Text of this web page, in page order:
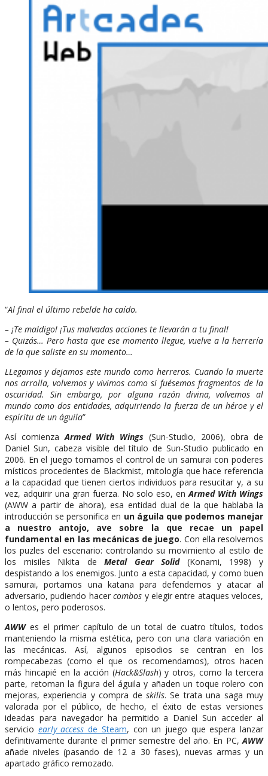
“Al final el último rebelde ha caído.
– ¡Te maldigo! ¡Tus malvadas acciones te llevarán a tu final!
– Quizás… Pero hasta que ese momento llegue, vuelve a la herrería
de la que saliste en su momento…
LLegamos y dejamos este mundo como herreros. Cuando la muerte
nos arrolla, volvemos y vivimos como si fuésemos fragmentos de la
oscuridad. Sin embargo, por alguna razón divina, volvemos al
mundo como dos entidades, adquiriendo la fuerza de un héroe y el
espíritu de un águila”
Así comienza Armed With Wings (Sun-Studio, 2006), obra de
Daniel Sun, cabeza visible del título de Sun-Studio publicado en
2006. En el juego tomamos el control de un samurai con poderes
místicos procedentes de Blackmist, mitología que hace referencia
a la capacidad que tienen ciertos individuos para resucitar y, a su
vez, adquirir una gran fuerza. No solo eso, enArmed With Wings
(AWW a partir de ahora), esa entidad dual de la que hablaba la
introducción se personifica en un águila que podemos manejar
a nuestro antojo, ave sobre la que recae un papel
fundamental en las mecánicas de juego. Con ella resolvemos
los puzles del escenario: controlando su movimiento al estilo de
los misiles Nikita deMetal Gear Solid(Konami, 1998) y
despistando a los enemigos. Junto a esta capacidad, y como buen
samurai, portamos una katana para defendernos y atacar al
adversario, pudiendo hacercombos y elegir entre ataques veloces,
o lentos, pero poderosos.
AWWes el primer capítulo de un total de cuatro títulos, todos
manteniendo la misma estética, pero con una clara variación en
las mecánicas. Así, algunos episodios se centran en los
rompecabezas (como el que os recomendamos), otros hacen
más hincapié en la acción (Hack&Slash) y otros, como la tercera
parte, retoman la figura del águila y añaden un toque rolero con
mejoras, experiencia y compra de skills. Se trata una saga muy
valorada por el público, de hecho, el éxito de estas versiones
ideadas para navegador ha permitido a Daniel Sun acceder al
servicio early access de Steam, con un juego que espera lanzar
definitivamente durante el primer semestre del año. En PC, AWW
añade niveles (pasando de 12 a 30 fases), nuevas armas y un
apartado gráfico remozado.